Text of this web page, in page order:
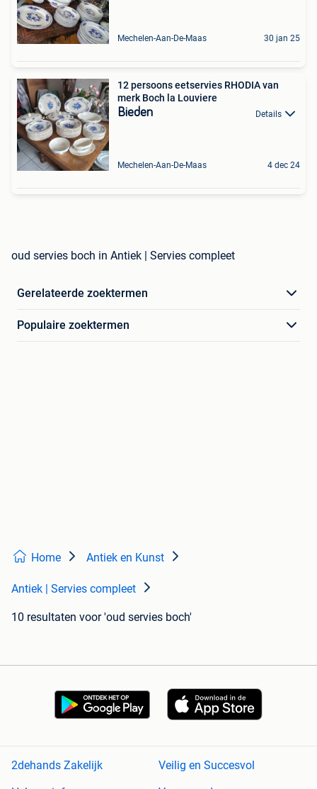
Mechelen-Aan-De-Maas 30 jan 25
12 persoons eetservies RHODIA van
merk Boch la Louviere
Bieden Details
Mechelen-Aan-De-Maas 4 dec 24
oud servies boch in Antiek | Servies compleet
Gerelateerde zoektermen
Populaire zoektermen
Home Antiek en Kunst
Antiek | Servies compleet
10 resultaten voor 'oud servies boch'
2dehands Zakelijk
Veilig en Succesvol